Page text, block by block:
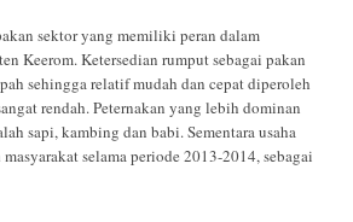
sektor yang memiliki peran dalam
Keerom. Ketersedian rumput sebagai pakan
sehingga relatif mudah dan cepat diperoleh
rendah. Peternakan yang lebih dominan
sapi, kambing dan babi. Sementara usaha
selama periode 2013-2014, sebagai